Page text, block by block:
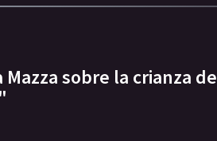
sobre la crianza de